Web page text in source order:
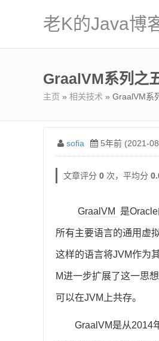
老K的Java博
GraalVM系列之
主页 » 相关技术 » GraalVM系
sofia 5年前 (2021-
文章评分 0 次，平均分
GraalVM 是
所有主要语言的通用虚
这样的语言将JVM作为
M进一步扩展了这一思
可以在JVM上共存。
GraalVM是从2014